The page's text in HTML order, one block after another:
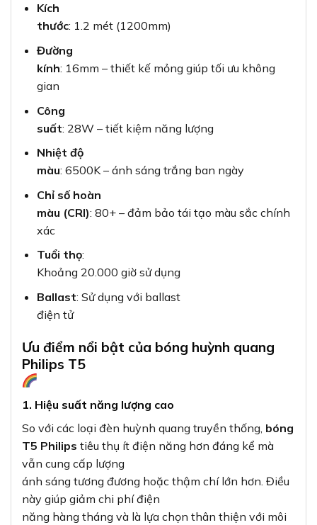
Kích
thước: 1.2 mét (1200mm)
Đường
kính: 16mm – thiết kế mỏng giúp tối ưu không
gian
Công
suất: 28W – tiết kiệm năng lượng
Nhiệt độ
màu: 6500K – ánh sáng trắng ban ngày
Chỉ số hoàn
màu (CRI): 80+ – đảm bảo tái tạo màu sắc chính
xác
Tuổi thọ:
Khoảng 20.000 giờ sử dụng
Ballast: Sử dụng với ballast
điện tử
Ưu điểm nổi bật của bóng huỳnh quang
Philips T5
1. Hiệu suất năng lượng cao
So với các loại đèn huỳnh quang truyền thống, bóng
T5 Philips tiêu thụ ít điện năng hơn đáng kể mà
vẫn cung cấp lượng
ánh sáng tương đương hoặc thậm chí lớn hơn. Điều
này giúp giảm chi phí điện
năng hàng tháng và là lựa chọn thân thiện với môi